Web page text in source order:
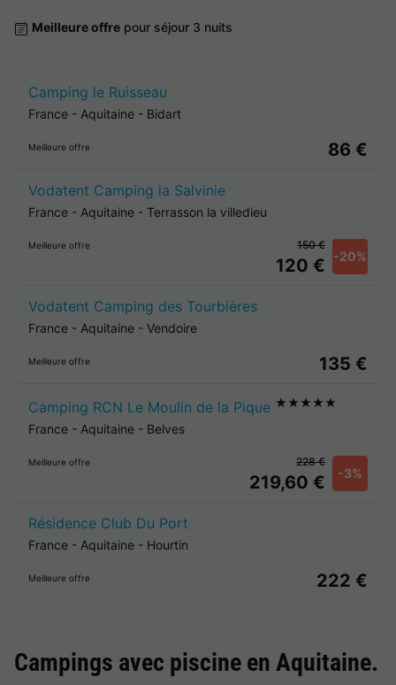
Meilleure offre pour séjour 3 nuits
Camping le Ruisseau
France - Aquitaine - Bidart
Meilleure offre 86 €
Vodatent Camping la Salvinie
France - Aquitaine - Terrasson la villedieu
Meilleure offre
120 € -20%
150 €
Vodatent Camping des Tourbières
France - Aquitaine - Vendoire
Meilleure offre 135 €
Camping RCN Le Moulin de la Pique ★★★★★
France - Aquitaine - Belves
Meilleure offre
219,60 € -3%
228 €
Résidence Club Du Port
France - Aquitaine - Hourtin
Meilleure offre 222 €
Campings avec piscine en Aquitaine.